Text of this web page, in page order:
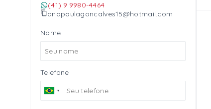
(41) 9 9980-4464
anapaulagoncalves15@hotmail.com
Nome
Telefone